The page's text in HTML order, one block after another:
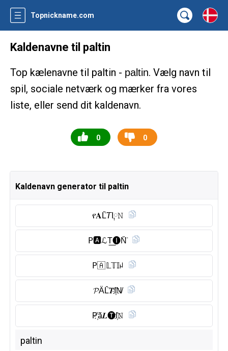
Topnickname.com
Kaldenavne til paltin
Top kælenavne til paltin - paltin. Vælg navn til
spil, sociale netværk og mærker fra vores
liste, eller send dit kaldenavn.
0 0
Kaldenavn generator til paltin
የ𝐀L̆̈𝘛I༙𝙽
𝖯🅰︎ℒT͟🅘︎N̆̈
𝖯🇦 𝕃𝕋𝕀ꈤ
𝓟ÄL̑̈𝑻I҉N̸
P҉ã𝑳🅣︎I҉𝙽